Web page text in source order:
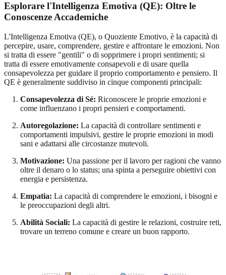
Esplorare l'Intelligenza Emotiva (QE): Oltre le
Conoscenze Accademiche
L'Intelligenza Emotiva (QE), o Quoziente Emotivo, è la capacità di
percepire, usare, comprendere, gestire e affrontare le emozioni. Non
si tratta di essere "gentili" o di sopprimere i propri sentimenti; si
tratta di essere emotivamente consapevoli e di usare quella
consapevolezza per guidare il proprio comportamento e pensiero. Il
QE è generalmente suddiviso in cinque componenti principali:
Consapevolezza di Sé: Riconoscere le proprie emozioni e
come influenzano i propri pensieri e comportamenti.
Autoregolazione: La capacità di controllare sentimenti e
comportamenti impulsivi, gestire le proprie emozioni in modi
sani e adattarsi alle circostanze mutevoli.
Motivazione: Una passione per il lavoro per ragioni che vanno
oltre il denaro o lo status; una spinta a perseguire obiettivi con
energia e persistenza.
Empatia: La capacità di comprendere le emozioni, i bisogni e
le preoccupazioni degli altri.
Abilità Sociali: La capacità di gestire le relazioni, costruire reti,
trovare un terreno comune e creare un buon rapporto.